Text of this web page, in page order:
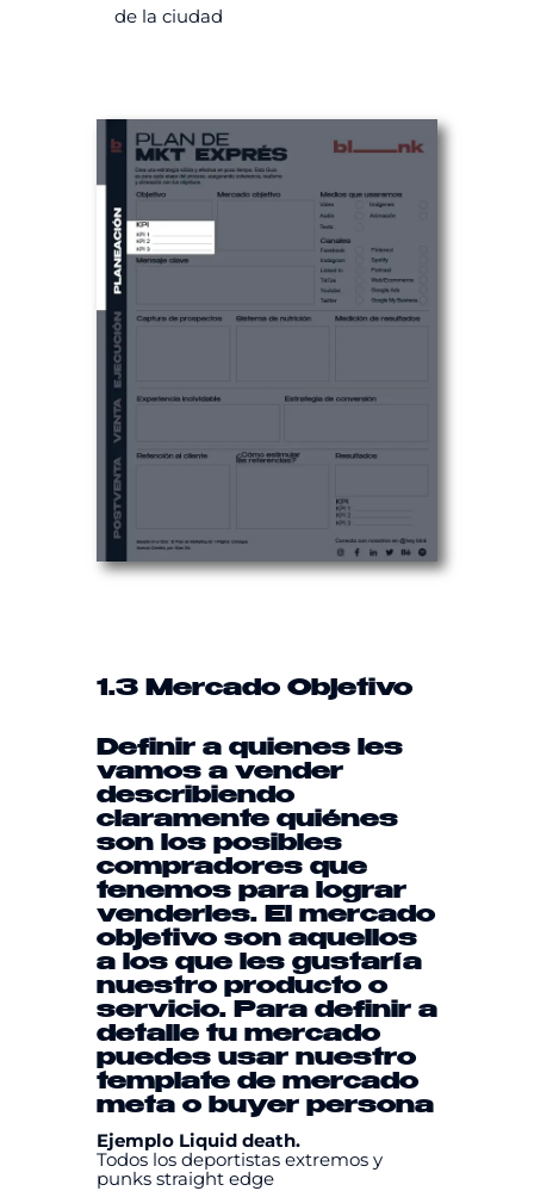
de la ciudad
1.3 Mercado Objetivo
Definir a quienes les
vamos a vender
describiendo
claramente quiénes
son los posibles
compradores que
tenemos para lograr
venderles. El mercado
objetivo son aquellos
a los que les gustaría
nuestro producto o
servicio. Para definir a
detalle tu mercado
puedes usar nuestro
templatede mercado
metao buyer persona
Ejemplo Liquid death.
Todos los deportistas extremos y
punks straight edge